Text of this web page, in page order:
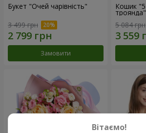
Букет "Очей чарівність"
3 499 грн
Замовити
Кошик
троянда"
5 084 грн
Вітаємо!